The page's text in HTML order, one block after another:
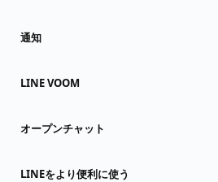
通知
LINE VOOM
オープンチャット
LINEをより便利に使う